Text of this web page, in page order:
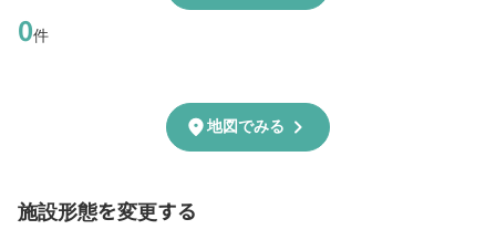
0件
location_on地図でみる chevron_right
施設形態を変更する